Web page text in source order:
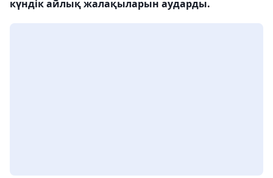
күндік айлық жалақыларын аударды.